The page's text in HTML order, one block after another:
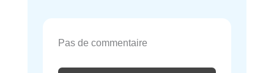
Pas de commentaire